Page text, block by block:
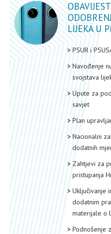
LIJEKA U
PSUR i
Navođenje
svojstava
Upute za
savjet
Plan
Nacionalni
dodatnih
Zahtjevi za
pristupanja
Uključivanje
dodatnim
materijale o
Podnošenje